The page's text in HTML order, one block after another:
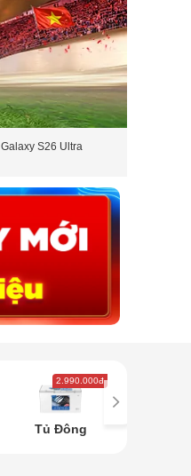
Galaxy S26 Ultra
2.990.000đ
Tủ Đông